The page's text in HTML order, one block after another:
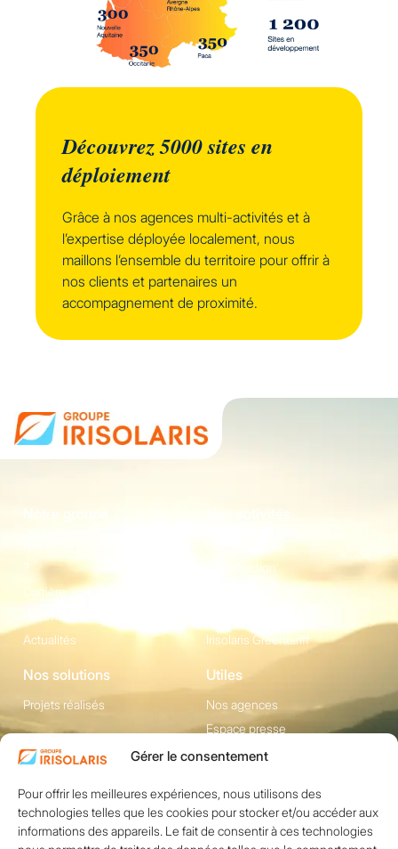
Gérer le consentement
Pour offrir les meilleures expériences, nous utilisons des
technologies telles que les cookies pour stocker et/ou accéder aux
informations des appareils. Le fait de consentir à ces technologies
Découvrez 5000 sites en
déploiement
Grâce à nos agences multi-activités et à
l’expertise déployée localement, nous
maillons l’ensemble du territoire pour offrir à
nos clients et partenaires un
accompagnement de proximité.
Notre groupe
?
Carrière
Partenaires
Actualités
Nos activités
Construction
Irisolaris Greentariff
Nos solutions
Projets réalisés
Utiles
Nos agences
Espace presse
Contact
1200 avenue Olivier
Perroy, Bât. F -
13790 ROUSSET
Réseaux sociaux